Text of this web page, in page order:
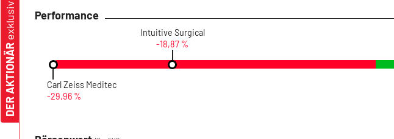
Performance
Carl Zeiss Meditec
-29,96 %
Intuitive Surgical
-18,87 %
DER AKTIONÄR
exklusiv